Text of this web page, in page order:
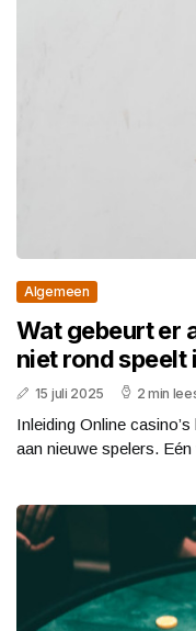
Algemeen
Wat gebeurt er
niet rond speelt
15 juli 2025 2 min
Inleiding Online
aan nieuwe spelers.